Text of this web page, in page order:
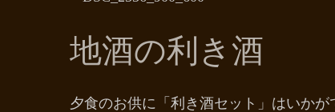
地酒の利き酒
夕食のお供に「利き酒セット」はいかが